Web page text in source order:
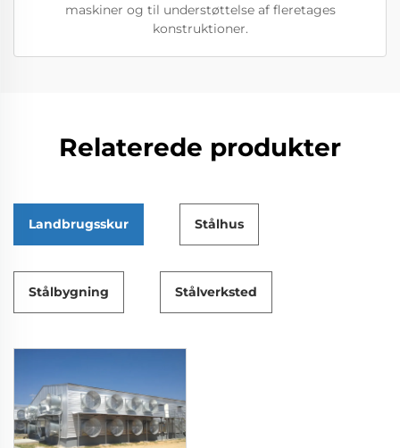
maskiner og til understøttelse af fleretages
konstruktioner.
Relaterede produkter
Landbrugsskur Stålhus
Stålbygning Stålverksted